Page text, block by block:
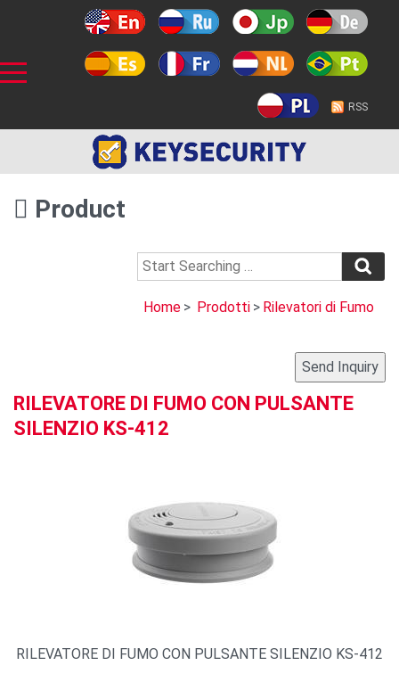
RSS
Product
Home > Prodotti > Rilevatori di Fumo
RILEVATORE DI FUMO CON PULSANTE
SILENZIO KS-412
RILEVATORE DI FUMO CON PULSANTE SILENZIO KS-412